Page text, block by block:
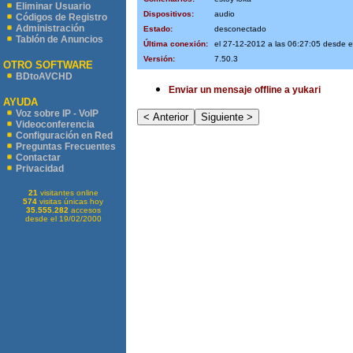
Eliminar Usuario
Códigos de Registro
Administración
Tablón de Anuncios
OTRO SOFTWARE
BDtoAVCHD
AYUDA
Voz sobre IP - VoIP
Videoconferencia
Configuración en Red
Preguntas Frecuentes
Contactar
Privacidad
21 visitantes online
574 visitas únicas hoy
35.555.282 accesos
desde el 19/02/2000
Dispositivos:
audio
Estado:
desconectado
Última conexión:
el 27-12-2012 a las 06:27:05 desde
Versión:
7.50.3
Enviar un mensaje offline a yukari